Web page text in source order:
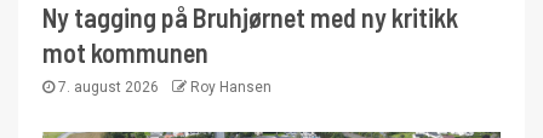
Ny tagging på Bruhjørnet med ny kritikk
mot kommunen
7. august 2026 Roy Hansen